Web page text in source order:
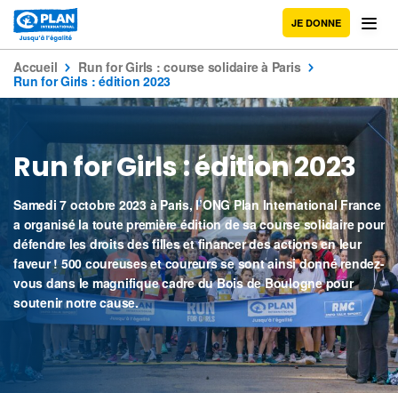
JE DONNE
Accueil
Run for Girls : course solidaire à Paris
Run for Girls : édition 2023
Run for Girls : édition 2023
Samedi 7 octobre 2023 à Paris, l’ONG Plan International France
a organisé la toute première édition de sa course solidaire pour
défendre les droits des filles et financer des actions en leur
faveur ! 500 coureuses et coureurs se sont ainsi donné rendez-
vous dans le magnifique cadre du Bois de Boulogne pour
soutenir notre cause.